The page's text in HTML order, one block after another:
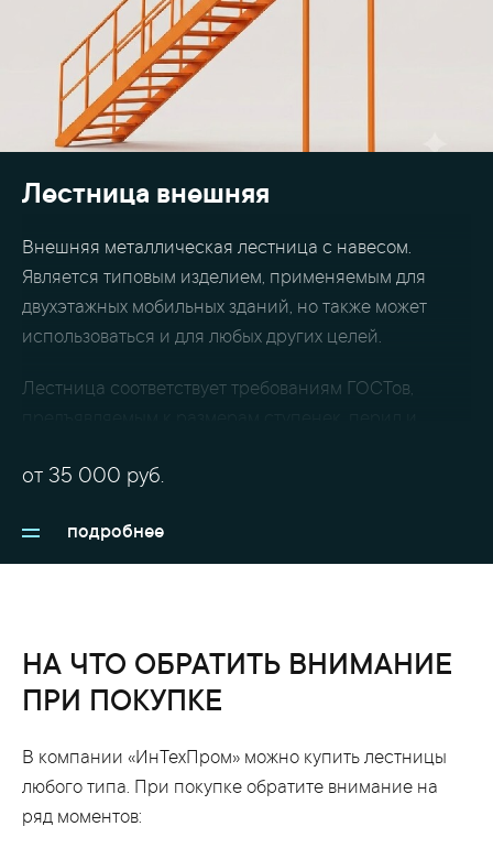
Лестница внешняя
Внешняя металлическая лестница с навесом.
Является типовым изделием, применяемым для
двухэтажных мобильных зданий, но также может
использоваться и для любых других целей.
Лестница соответствует требованиям ГОСТов,
по шкале RAL, также по желанию заказчика мы
цинкования.
от 35 000 руб.
подробнее
НА ЧТО ОБРАТИТЬ ВНИМАНИЕ
ПРИ ПОКУПКЕ
В компании «ИнТехПром» можно купить лестницы
любого типа. При покупке обратите внимание на
ряд моментов: